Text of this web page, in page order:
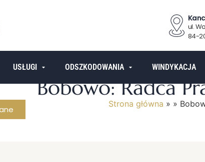
ul.
84-
USŁUGI ODSZKODOWANIA WINDYKACJA
Bobowo: Radca
Strona główna » »